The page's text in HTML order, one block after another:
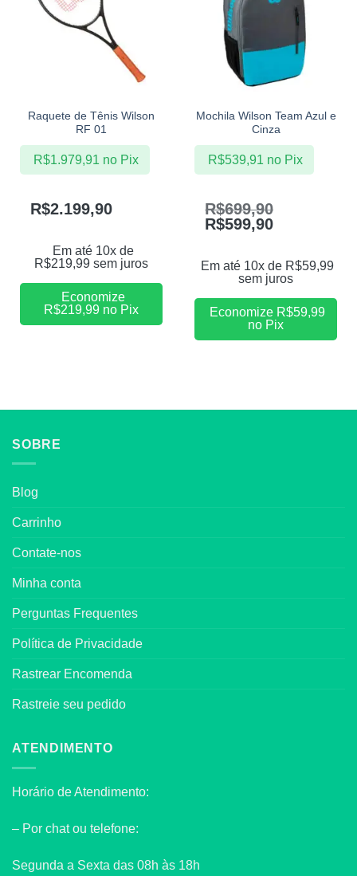
Raquete de Tênis Wilson
RF 01
R$2.199,90
Em até 10x de
R$219,99 sem juros
R$1.979,91 no Pix
Economize
R$219,99 no Pix
Mochila Wilson Team Azul e
Cinza
R$699,90
R$599,90
Em até 10x de R$59,99
sem juros
R$539,91 no Pix
Economize R$59,99
no Pix
SOBRE
Blog
Carrinho
Contate-nos
Minha conta
Perguntas Frequentes
Política de Privacidade
Rastrear Encomenda
Rastreie seu pedido
ATENDIMENTO
Horário de Atendimento:
– Por chat ou telefone:
Segunda a Sexta das 08h às 18h